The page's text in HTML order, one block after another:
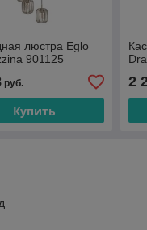
люстра Eglo
901125
руб.
Купить
2